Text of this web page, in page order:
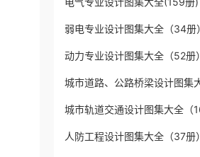
弱电专业设计图集大全（34册）
动力专业设计图集大全（52册）
城市道路、公路桥梁设计图集
城市轨道交通设计图集大全（
人防工程设计图集大全（37册）